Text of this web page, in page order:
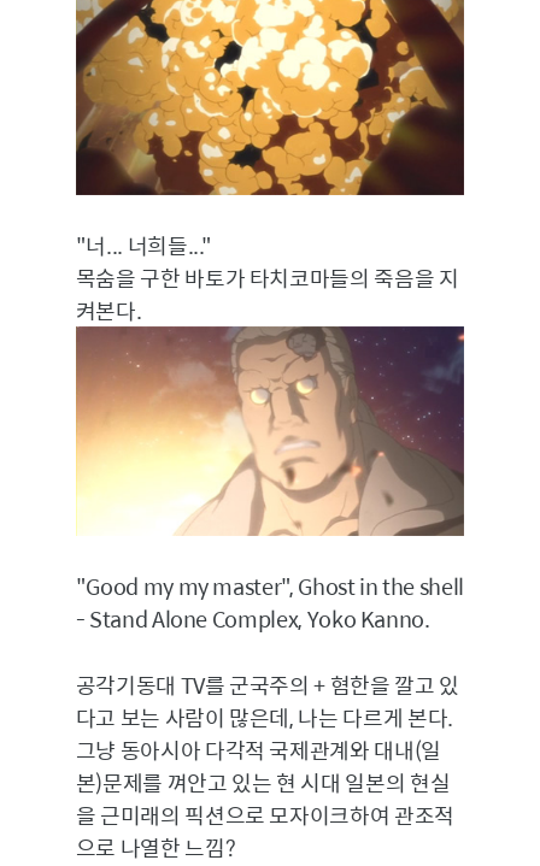
"너... 너희들..."
목숨을 구한 바토가 타치코마들의 죽음을 지
켜본다.
"Good my my master", Ghost in the shell
- Stand Alone Complex, Yoko Kanno.
공각기동대 TV를 군국주의 + 혐한을 깔고 있
다고 보는 사람이 많은데, 나는 다르게 본다.
그냥 동아시아 다각적 국제관계와 대내(일
본)문제를 껴안고 있는 현 시대 일본의 현실
을 근미래의 픽션으로 모자이크하여 관조적
으로 나열한 느낌?